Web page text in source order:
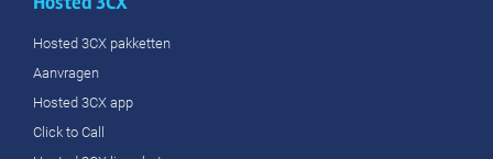
Hosted 3CX pakketten
Aanvragen
Hosted 3CX app
Click to Call